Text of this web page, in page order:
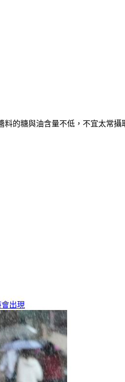
的糖與油含量不低，不宜太常
出現